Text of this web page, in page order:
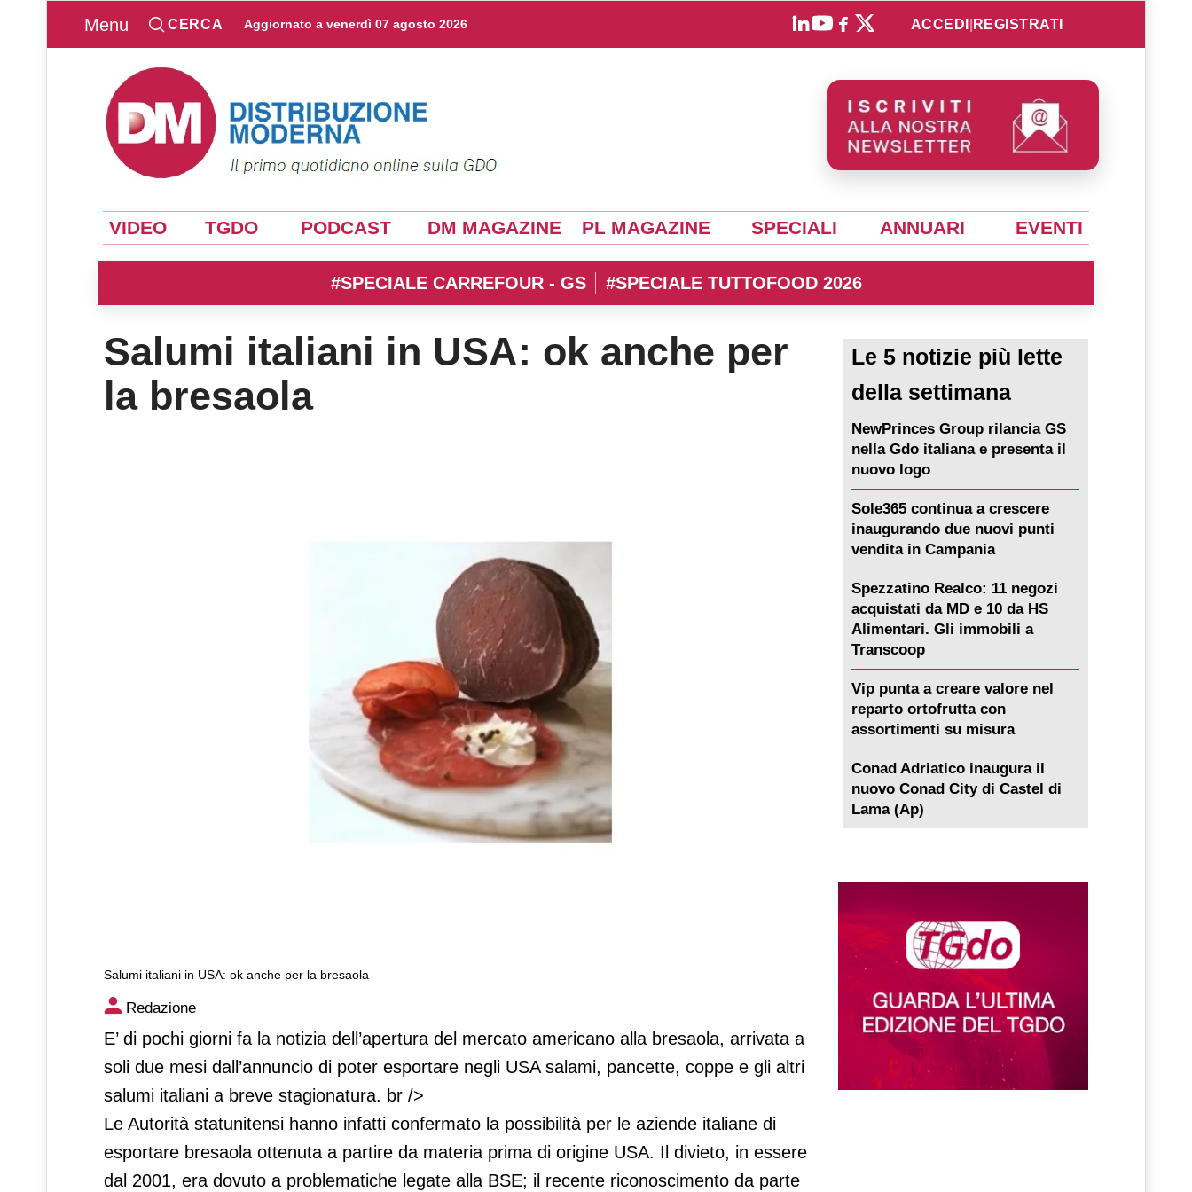
Menu CERCA Aggiornato a venerdì 07 agosto 2026 ACCEDI REGISTRATI
VIDEO TGDO PODCAST DM MAGAZINE PL MAGAZINE SPECIALI ANNUARI EVENTI
#SPECIALE CARREFOUR - GS #SPECIALE TUTTOFOOD 2026
Salumi italiani in USA: ok anche per
la bresaola
Salumi italiani in USA: ok anche per la bresaola
Salumi italiani in USA: ok anche per la bresaola
Redazione
E’ di pochi giorni fa la notizia dell’apertura del mercato americano alla bresaola, arrivata a
soli due mesi dall’annuncio di poter esportare negli USA salami, pancette, coppe e gli altri
salumi italiani a breve stagionatura. br />
Le Autorità statunitensi hanno infatti confermato la possibilità per le aziende italiane di
esportare bresaola ottenuta a partire da materia prima di origine USA. Il divieto, in essere
dal 2001, era dovuto a problematiche legate alla BSE; il recente riconoscimento da parte
Le 5 notizie più lette
della settimana
NewPrinces Group rilancia GS
nella Gdo italiana e presenta il
nuovo logo
Sole365 continua a crescere
inaugurando due nuovi punti
vendita in Campania
Spezzatino Realco: 11 negozi
acquistati da MD e 10 da HS
Alimentari. Gli immobili a
Transcoop
Vip punta a creare valore nel
reparto ortofrutta con
assortimenti su misura
Conad Adriatico inaugura il
nuovo Conad City di Castel di
Lama (Ap)